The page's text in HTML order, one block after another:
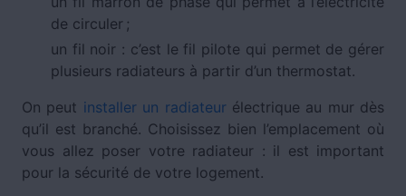
de circuler ;
un fil noir : c’est le fil pilote qui permet de gérer
plusieurs radiateurs à partir d’un thermostat.
On peut installer un radiateurélectrique au mur dès
qu’il est branché. Choisissez bien l’emplacement où
vous allez poser votre radiateur : il est important
pour la sécurité de votre logement.